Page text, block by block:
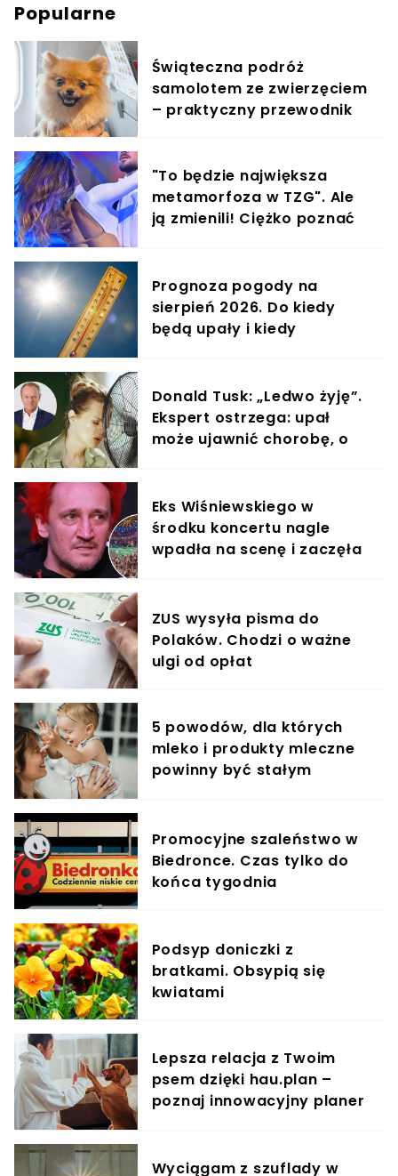
Popularne
Świąteczna podróż
samolotem ze zwierzęciem
– praktyczny przewodnik
"To będzie największa
metamorfoza w TZG". Ale
ją zmienili! Ciężko poznać
Prognoza pogody na
sierpień 2026. Do kiedy
będą upały i kiedy
Donald Tusk: „Ledwo żyję”.
Ekspert ostrzega: upał
może ujawnić chorobę, o
Eks Wiśniewskiego w
środku koncertu nagle
wpadła na scenę i zaczęła
ZUS wysyła pisma do
Polaków. Chodzi o ważne
ulgi od opłat
5 powodów, dla których
mleko i produkty mleczne
powinny być stałym
Promocyjne szaleństwo w
Biedronce. Czas tylko do
końca tygodnia
Podsyp doniczki z
bratkami. Obsypią się
kwiatami
Lepsza relacja z Twoim
psem dzięki hau.plan –
poznaj innowacyjny planer
Wyciągam z szuflady w